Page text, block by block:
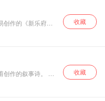
尽，
表
官的
了
为一炉，显示出文
赋自由挥洒的韵
言孔丘及其一部分
的重要经典之一，
注，中华书局1980
是记录孔子及其
《大学》《中
作的《新乐府》
收藏
作的叙事诗。 全
两段：首段摹写送
夫的诉苦，是纪
收藏